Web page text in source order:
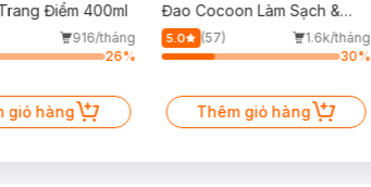
Điểm 400ml
916/tháng
26%
giỏ hàng
Đao Cocoon Làm Sạch &
Giảm Dầu 500ml
5.0 (57)
1.6k/tháng
30%
Thêm giỏ hàng